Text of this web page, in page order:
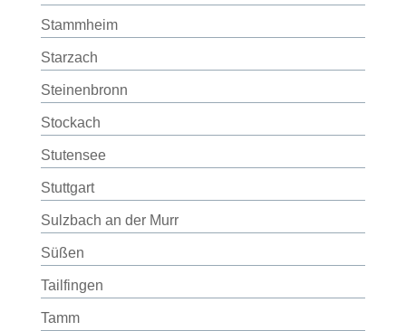
Stammheim
Starzach
Steinenbronn
Stockach
Stutensee
Stuttgart
Sulzbach an der Murr
Süßen
Tailfingen
Tamm